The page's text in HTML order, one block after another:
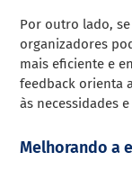
Por outro lado,
organizadores
mais eficiente e
feedback orienta
às necessidades
Melhorando a